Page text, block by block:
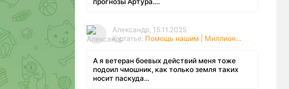
Александр, 15.11.2025
К статье: Помощь нашим | Миллион...
А я ветеран боевых действий меня тоже
подоил чмошник, как только земля таких
носит паскуда...